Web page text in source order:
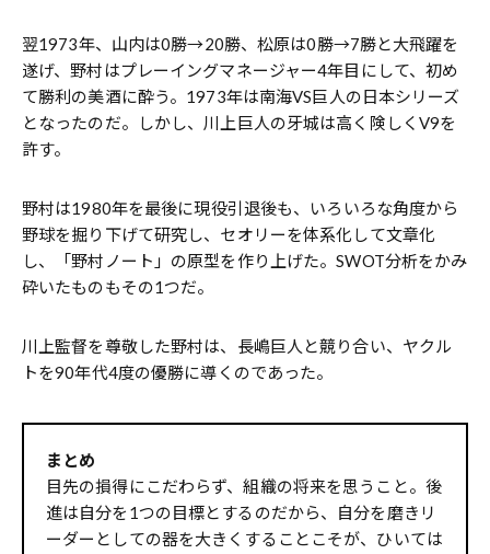
翌1973年、山内は0勝→20勝、松原は0勝→7勝と大飛躍を
遂げ、野村はプレーイングマネージャー4年目にして、初め
て勝利の美酒に酔う。1973年は南海VS巨人の日本シリーズ
となったのだ。しかし、川上巨人の牙城は高く険しくV9を
許す。
野村は1980年を最後に現役引退後も、いろいろな角度から
野球を掘り下げて研究し、セオリーを体系化して文章化
し、「野村ノート」の原型を作り上げた。SWOT分析をかみ
砕いたものもその1つだ。
川上監督を尊敬した野村は、長嶋巨人と競り合い、ヤクル
トを90年代4度の優勝に導くのであった。
まとめ
目先の損得にこだわらず、組織の将来を思うこと。後
進は自分を1つの目標とするのだから、自分を磨きリ
ーダーとしての器を大きくすることこそが、ひいては